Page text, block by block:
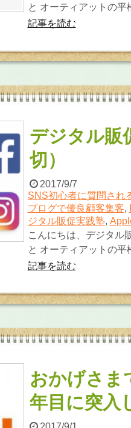
と オーティアットの平
記事を読む
デジタル販
切）
2017/9/7
SNS初心者に質問され
ブログで優良顧客集客,
ジタル販促実践塾,
こんにちは、デジタル
と オーティアットの平
記事を読む
おかげさま
年目に突入